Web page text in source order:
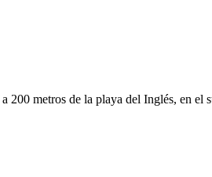
metros de la playa del Inglés, en el